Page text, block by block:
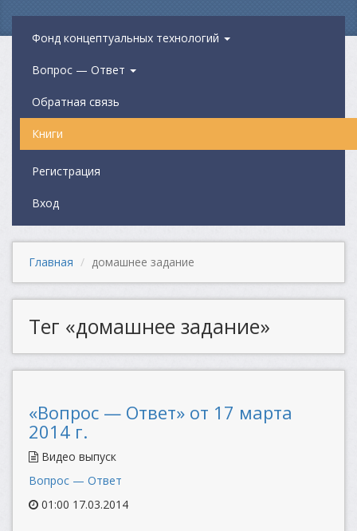
Фонд концептуальных технологий
Вопрос — Ответ
Обратная связь
Книги
Регистрация
Вход
Главная домашнее задание
Тег «домашнее задание»
«Вопрос — Ответ» от 17 марта
2014 г.
Видео выпуск
Вопрос — Ответ
01:00 17.03.2014